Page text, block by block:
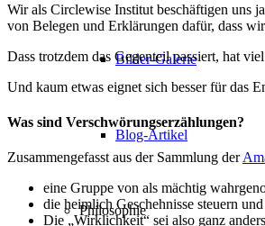
Bilder-Galerie
Blog-Artikel
Philosophie
Wir als Circlewise Institut beschäftigen uns
von Belegen und Erklärungen dafür, dass
Dass trotzdem das Gegenteil passiert, hat
Und kaum etwas eignet sich besser für das
Was sind Verschwörungserzählungen?
Zusammengefasst aus der Sammlung der
eine Gruppe von als mächtig
die heimlich Geschehnisse steuern
Die „Wirklichkeit“ sei also ganz